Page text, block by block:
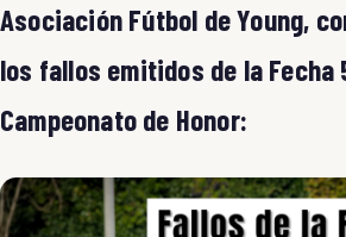
Asociación Fútbol de Young,
los fallos emitidos de la Fecha
Campeonato de Honor: